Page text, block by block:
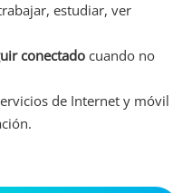
estudiar, ver
conectado cuando no
de Internet y móvil